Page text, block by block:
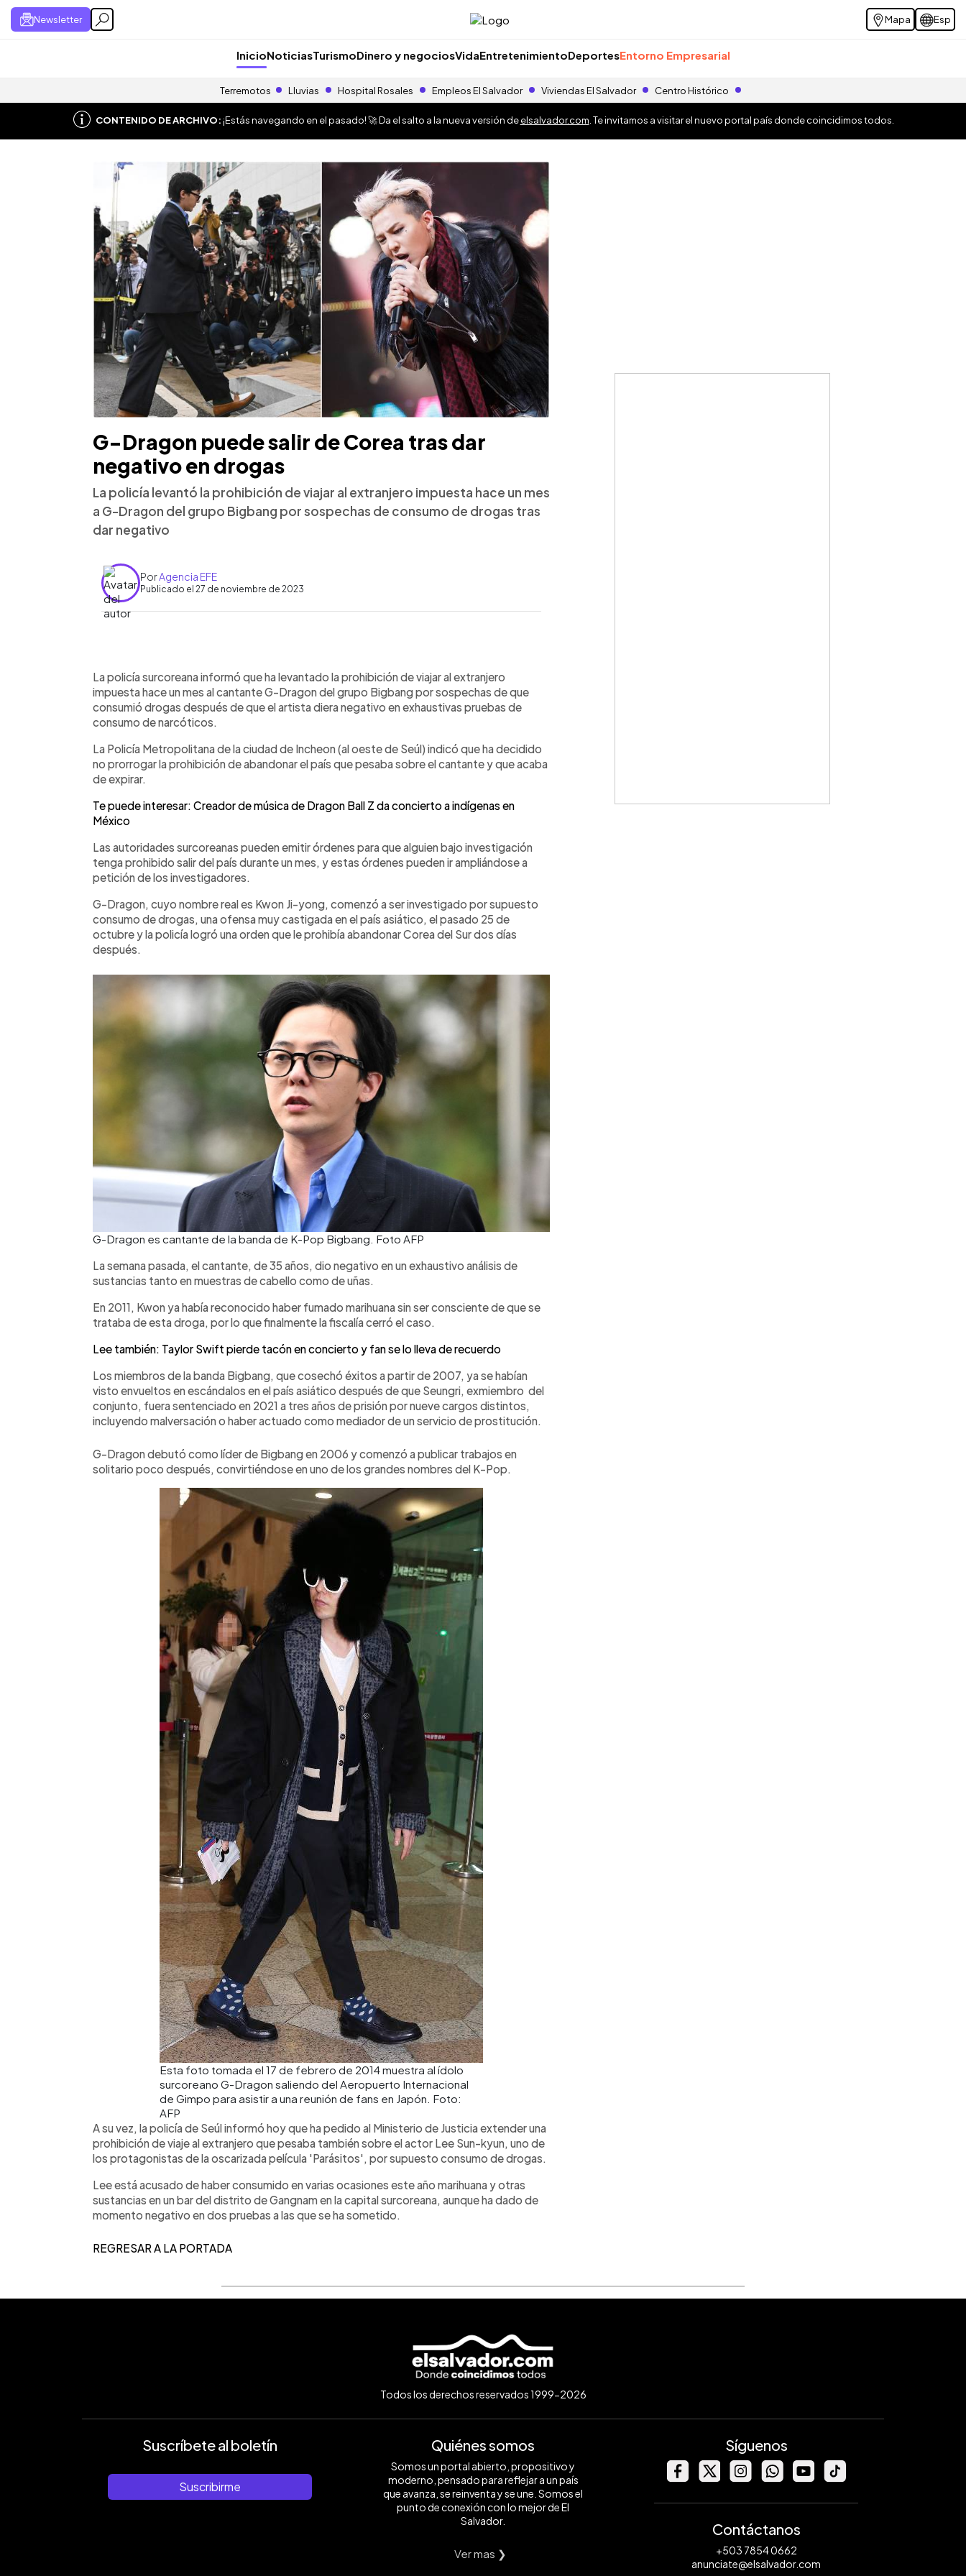
Newsletter Mapa Esp
InicioNoticiasTurismoDinero y negociosVidaEntretenimientoDeportesEntorno Empresarial
Terremotos Lluvias Hospital Rosales Empleos El Salvador Viviendas El Salvador Centro Histórico
CONTENIDO DE ARCHIVO:¡Estás navegando en el pasado! 🚀 Da el salto a la nueva versión deelsalvador.com . Te invitamos a visitar el nuevo portal país donde coincidimos todos.
G-Dragon puede salir de Corea tras dar
negativo en drogas
La policía levantó la prohibición de viajar al extranjero impuesta hace un mes
a G-Dragon del grupo Bigbang por sospechas de consumo de drogas tras
dar negativo
PorAgencia EFE
Publicado el 27 de noviembre de 2023
Escuchar artículo
La policía surcoreana informó que ha levantado la prohibición de viajar al extranjero
impuesta hace un mes al cantante G-Dragon del grupo Bigbang por sospechas de que
consumió drogas después de que el artista diera negativo en exhaustivas pruebas de
consumo de narcóticos.
La Policía Metropolitana de la ciudad de Incheon (al oeste de Seúl) indicó que ha decidido
no prorrogar la prohibición de abandonar el país que pesaba sobre el cantante y que acaba
de expirar.
Te puede interesar: Creador de música de Dragon Ball Z da concierto a indígenas en
México
Las autoridades surcoreanas pueden emitir órdenes para que alguien bajo investigación
tenga prohibido salir del país durante un mes, y estas órdenes pueden ir ampliándose a
petición de los investigadores.
G-Dragon, cuyo nombre real es Kwon Ji-yong, comenzó a ser investigado por supuesto
consumo de drogas, una ofensa muy castigada en el país asiático, el pasado 25 de
octubre y la policía logró una orden que le prohibía abandonar Corea del Sur dos días
después.
G-Dragon es cantante de la banda de K-Pop Bigbang. Foto AFP
La semana pasada, el cantante, de 35 años, dio negativo en un exhaustivo análisis de
sustancias tanto en muestras de cabello como de uñas.
En 2011, Kwon ya había reconocido haber fumado marihuana sin ser consciente de que se
trataba de esta droga, por lo que finalmente la fiscalía cerró el caso.
Lee también: Taylor Swift pierde tacón en concierto y fan se lo lleva de recuerdo
Los miembros de la banda Bigbang, que cosechó éxitos a partir de 2007, ya se habían
visto envueltos en escándalos en el país asiático después de que Seungri, exmiembro del
conjunto, fuera sentenciado en 2021 a tres años de prisión por nueve cargos distintos,
incluyendo malversación o haber actuado como mediador de un servicio de prostitución.
G-Dragon debutó como líder de Bigbang en 2006 y comenzó a publicar trabajos en
solitario poco después, convirtiéndose en uno de los grandes nombres del K-Pop.
Esta foto tomada el 17 de febrero de 2014 muestra al ídolo
surcoreano G-Dragon saliendo del Aeropuerto Internacional
de Gimpo para asistir a una reunión de fans en Japón. Foto:
AFP
A su vez, la policía de Seúl informó hoy que ha pedido al Ministerio de Justicia extender una
prohibición de viaje al extranjero que pesaba también sobre el actor Lee Sun-kyun, uno de
los protagonistas de la oscarizada película 'Parásitos', por supuesto consumo de drogas.
Lee está acusado de haber consumido en varias ocasiones este año marihuana y otras
sustancias en un bar del distrito de Gangnam en la capital surcoreana, aunque ha dado de
momento negativo en dos pruebas a las que se ha sometido.
REGRESAR A LA PORTADA
Todos los derechos reservados 1999-2026
Suscríbete al boletín
Suscribirme
Quiénes somos
Somos un portal abierto, propositivo y
moderno, pensado para reflejar a un país
que avanza, se reinventa y se une. Somos el
punto de conexión con lo mejor de El
Salvador.
Ver mas ❯
Síguenos
Contáctanos
+503 7854 0662
anunciate@elsalvador.com